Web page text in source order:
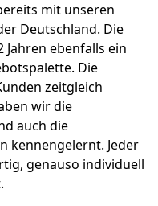
mit unseren
Deutschland. Die
Jahren ebenfalls ein
Die
zeitgleich
wir die
auch die
kennengelernt. Jeder
genauso individuell